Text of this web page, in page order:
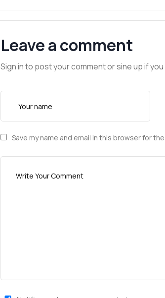
Leave a comment
Sign in to post your comment or sine up if
Save my name and email in this browser for